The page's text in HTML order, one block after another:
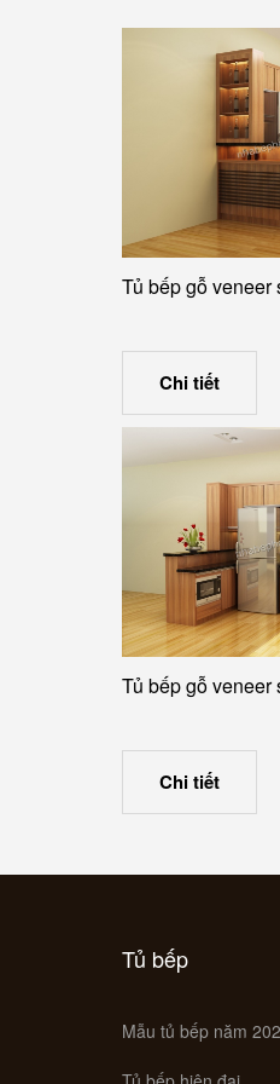
Tủ bếp gỗ veneer
Chi tiết
Tủ bếp gỗ veneer
Chi tiết
Tủ bếp
Mẫu tủ bếp năm